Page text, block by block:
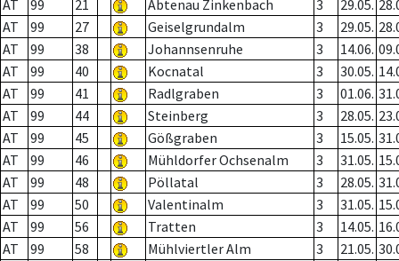
AT
99 21 Abtenau Zinkenbach 3 29.05.
AT
99 27 Geiselgrundalm 3 29.05.
AT
99 38 Johannsenruhe 3 14.06.
AT
99 40 Kocnatal 3 30.05.
AT
99 41 Radlgraben 3 01.06.
AT
99 44 Steinberg 3 28.05.
AT
99 45 Gößgraben 3 15.05.
AT
99 46 Mühldorfer Ochsenalm 3 31.05.
AT
99 48 Pöllatal 3 28.05.
AT
99 50 Valentinalm 3 31.05.
AT
99 56 Tratten 3 14.05.
AT
99 58 Mühlviertler Alm 3 21.05.